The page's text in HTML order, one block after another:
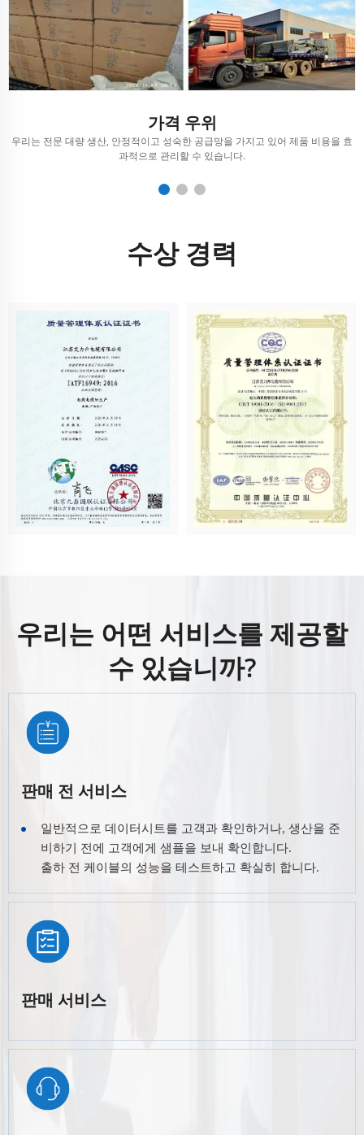
가격 우위
우리는 전문 대량 생산, 안정적이고 성숙한 공급망을 가지고 있어 제품 비용을 효
과적으로 관리할 수 있습니다.
수상 경력
우리는 어떤 서비스를 제공할
수 있습니까?
판매 전 서비스
일반적으로 데이터시트를 고객과 확인하거나, 생산을 준
비하기 전에 고객에게 샘플을 보내 확인합니다.
출하 전 케이블의 성능을 테스트하고 확실히 합니다.
판매 서비스